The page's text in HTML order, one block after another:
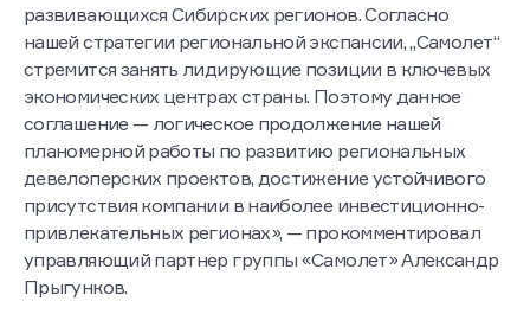
развивающихся Сибирских регионов. Согласно
нашей стратегии региональной экспансии, „Самолет“
стремится занять лидирующие позиции в ключевых
экономических центрах страны. Поэтому данное
соглашение — логическое продолжение нашей
планомерной работы по развитию региональных
девелоперских проектов, достижение устойчивого
присутствия компании в наиболее инвестиционно-
привлекательных регионах», — прокомментировал
управляющий партнер группы «Самолет» Александр
Прыгунков.